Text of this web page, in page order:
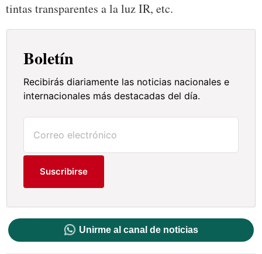
tintas transparentes a la luz IR, etc.
Boletín
Recibirás diariamente las noticias nacionales e
internacionales más destacadas del día.
Suscribirse
Unirme al canal de noticias